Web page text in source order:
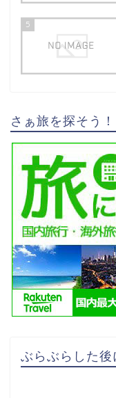
5
さぁ旅を探そう！
ぶらぶらした後